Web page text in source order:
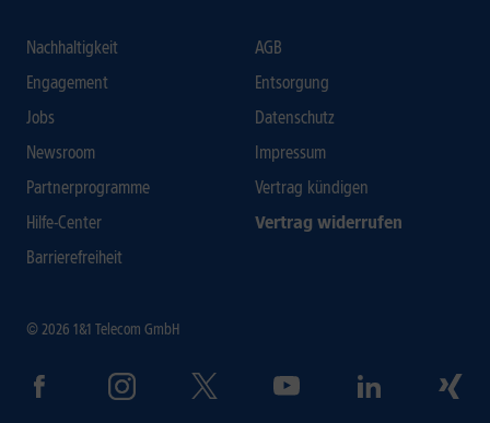
Nachhaltigkeit
Engagement
Jobs
Newsroom
Partnerprogramme
Hilfe-Center
Barrierefreiheit
AGB
Entsorgung
Datenschutz
Impressum
Vertrag kündigen
Vertrag widerrufen
© 2026 1&1 Telecom GmbH